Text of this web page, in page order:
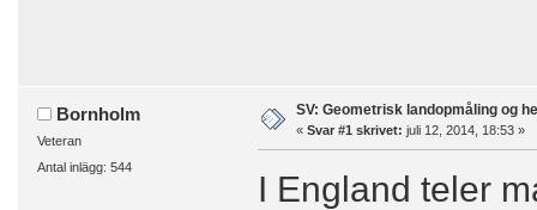
Bornholm
Veteran
Antal inlägg: 544
SV: Geometrisk landopmåling og
« Svar #1 skrivet: juli 12, 2014, 18:53 »
I England teler